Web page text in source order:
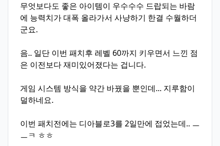
무엇보다도 좋은 아이템이 우수수수 드랍되는 바람
에 능력치가 대폭 올라가서 사냥하기 한결 수월하더
군요.
음.. 일단 이번 패치후 레벨 60까지 키우면서 느낀 점
은 이전보다 재미있어졌다는 겁니다.
게임 시스템 방식을 약간 바꿨을 뿐인데... 지루함이
덜하네요.
이번 패치전에는 디아블로3를 2일만에 접었는데.. ㅡ
ㅡㅋ ㅎㅎ